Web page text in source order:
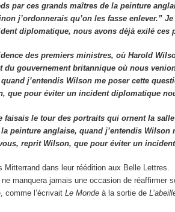
par ces grands maîtres de la peinture
j’ordonnerais qu’on les fasse enlever.”
diplomatique, nous avons déjà exilé ces
des premiers ministres, où Harold
du gouvernement britannique où nous
j’entendis Wilson me poser cette
que pour éviter un incident diplomatique
faisais le tour des portraits qui ornent la
peinture anglaise, quand j’entendis
reprit Wilson, que pour éviter un
dans leur réédition aux Belle Lettres.
ne manquera jamais une occasion de
comme l’écrivaitLe Monde à la sortie de